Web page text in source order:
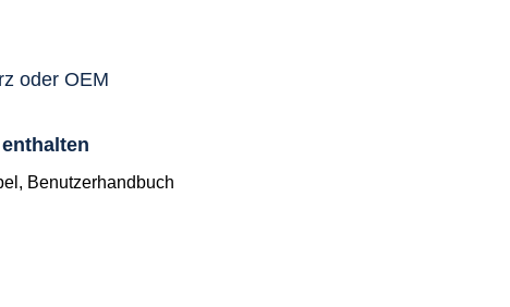
oder OEM
Benutzerhandbuch